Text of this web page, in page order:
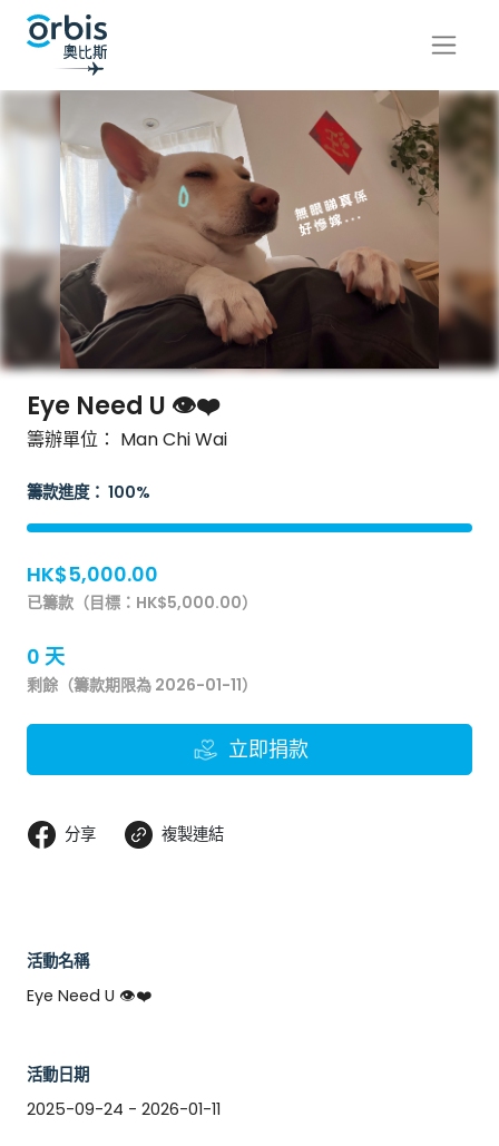
Eye Need U 👁️❤️
籌辦單位： Man Chi Wai
籌款進度： 100%
HK$5,000.00
已籌款（目標：HK$5,000.00）
0 天
剩餘（籌款期限為 2026-01-11）
立即捐款
分享 複製連結
活動名稱
Eye Need U 👁️❤️
活動日期
2025-09-24 - 2026-01-11